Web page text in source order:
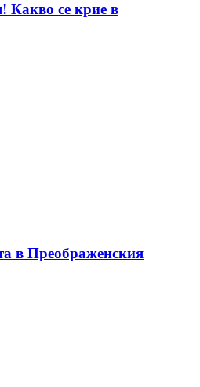
Какво се крие в
в Преображенския